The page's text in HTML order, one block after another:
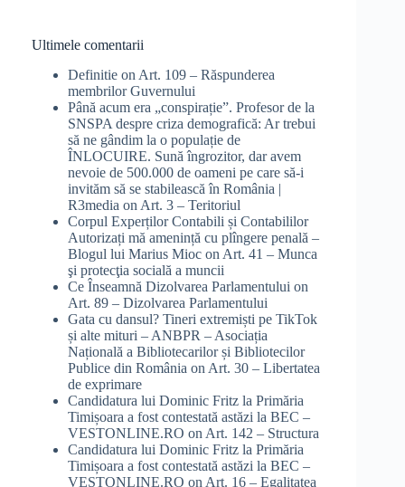
Ultimele comentarii
Definitie on Art. 109 – Răspunderea
membrilor Guvernului
Până acum era „conspirație”. Profesor de la
SNSPA despre criza demografică: Ar trebui
să ne gândim la o populație de
ÎNLOCUIRE. Sună îngrozitor, dar avem
nevoie de 500.000 de oameni pe care să-i
invităm să se stabilească în România |
R3media on Art. 3 – Teritoriul
Corpul Experților Contabili și Contabililor
Autorizați mă amenință cu plîngere penală –
Blogul lui Marius Mioc on Art. 41 – Munca
şi protecţia socială a muncii
Ce Înseamnă Dizolvarea Parlamentului on
Art. 89 – Dizolvarea Parlamentului
Gata cu dansul? Tineri extremiști pe TikTok
și alte mituri – ANBPR – Asociația
Națională a Bibliotecarilor și Bibliotecilor
Publice din România on Art. 30 – Libertatea
de exprimare
Candidatura lui Dominic Fritz la Primăria
Timișoara a fost contestată astăzi la BEC –
VESTONLINE.RO on Art. 142 – Structura
Candidatura lui Dominic Fritz la Primăria
Timișoara a fost contestată astăzi la BEC –
VESTONLINE.RO on Art. 16 – Egalitatea